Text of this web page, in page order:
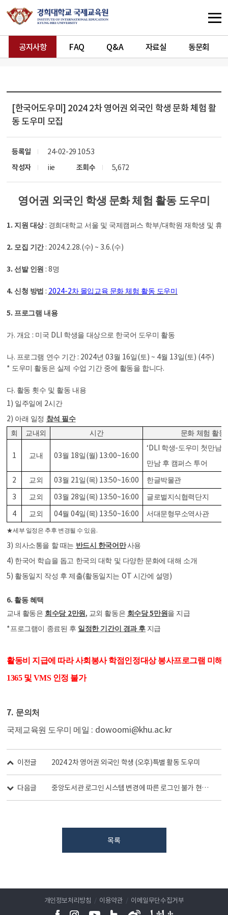
공지사항 FAQ Q&A 자료실 동문회
[한국어도우미] 2024 2차 영어권 외국인 학생 문화 체험 활
동 도우미 모집
등록일
24-02-29 10:53
작성자
iie 조회수 5,672
영어권 외국인 학생 문화 체험 활동 도우미
1. 지원 대상 : 경희대학교 서울 및 국제캠퍼스 학부/대학원 재학생 및 휴
2. 모집 기간 : 2024.2.28.(수) ~ 3.6.(수)
3.선발 인원 : 8명
4.신청 방법 : 2024-2차 몰입교육 문화 체험 활동 도우미
5. 프로그램 내용
가. 개요 : 미국 DLI 학생을 대상으로 한국어 도우미 활동
나. 프로그램 연수 기간 : 2024년03월 16일 (토 ) ~ 4월 13일(토 ) (4주)
* 도우미 활동은 실제 수업 기간 중에 활동을 합니다.
다. 활동 횟수 및 활동 내용
1) 일주일에 2시간
2) 아래 일정 참석 필수
회
교내외 시간 문화 체험 활동
1 교내 03월 18일 (월) 13:00~16:00
‘DLI 학생- 도우미 첫만남
만남 후 캠퍼스 투어
2 교외 03월 21 일 (목) 13:50~16:00 한글박물관
3 교외 03월 28일 (목) 13:50~16:00 글로벌지식협력단지
4 교외 04월04일 (목) 13:50~16:00 서대문형무소역사관
★세부 일정은 추후 변경될 수 있음.
3) 의사소통을 할 때는 반드시 한국어만사용
4) 한국어 학습을 돕고 한국의 대학 및 다양한 문화에 대해 소개
5) 활동일지 작성 후 제출(활동일지는 OT 시간에 설명 )
6. 활동 혜택
교내 활동은 회수당 2만원 , 교외 활동은 회수당5만원 을 지급
* 프로그램이 종료된 후 일정한 기간이 경과 후 지급
활동비 지급에 따라 사회봉사 학점인정대상 봉사프로그램 미해
1365 및 VMS 인정 불가
7. 문의처
국제교육원 도우미 메일 : dowoomi@khu.ac.kr
이전글 2024 2차 영어권 외국인 학생 (오후)특별 활동 도우미
다음글 중앙도서관 로그인 시스템 변경에 따른 로그인 불가 현상 해결 방법 안내
목록
개인정보처리방침 / 이용약관 / 이메일무단수집거부